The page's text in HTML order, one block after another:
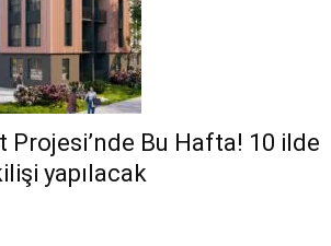
Projesi’nde Bu Hafta! 10 ilde
yapılacak